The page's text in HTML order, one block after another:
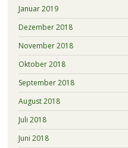
Januar 2019
Dezember 2018
November 2018
Oktober 2018
September 2018
August 2018
Juli 2018
Juni 2018